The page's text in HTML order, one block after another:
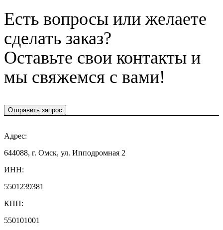
Есть вопросы или желаете
сделать заказ?
Оставьте свои контакты и
мы свяжемся с вами!
Отправить запрос
Адрес:
644088, г. Омск, ул. Ипподромная 2
ИНН:
5501239381
КПП:
550101001